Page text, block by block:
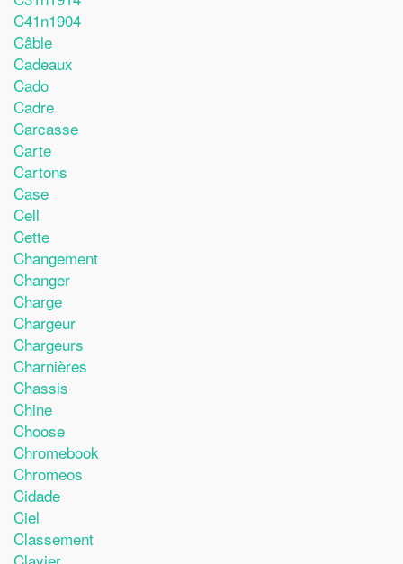
C41n1904
Câble
Cadeaux
Cado
Cadre
Carcasse
Carte
Cartons
Case
Cell
Cette
Changement
Changer
Charge
Chargeur
Chargeurs
Charnières
Chassis
Chine
Choose
Chromebook
Chromeos
Cidade
Ciel
Classement